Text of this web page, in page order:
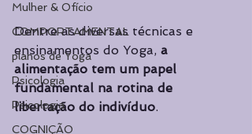
Mulher & Ofício
COMPORTAMENTAL
planos de Yoga
Psicologia
Psicologia
COGNIÇÃO
Dentre as diversas técnicas e
ensinamentos do Yoga, a
alimentação tem um papel
fundamental na rotina de
libertação do indivíduo.